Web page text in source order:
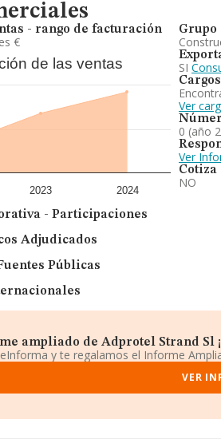
- rango de facturación
€
de las ventas
2023 2024
- Participaciones
Adjudicados
Públicas
Grupo
SI
Cargos
Ver
0 (año
Ver
Cotiza
NO
ampliado de Adprotel Strand Sl
y te regalamos el Informe
VER